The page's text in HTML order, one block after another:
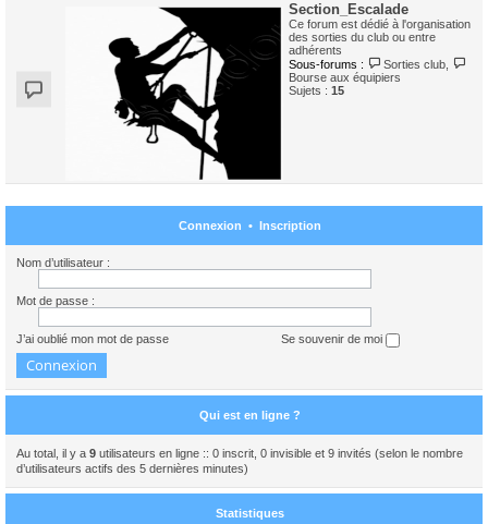
Section_Escalade
Ce forum est dédié à l'organisation
des sorties du club ou entre
adhérents
Sous-forums :
Sorties club
Bourse aux équipiers
Sujets : 15
Connexion • Inscription
Nom d’utilisateur :
Mot de passe :
J’ai oublié mon mot de passe Se souvenir de moi
Qui est en ligne ?
Au total, il y a 9 utilisateurs en ligne :: 0 inscrit, 0 invisible et 9 invités (selon le nombre
d’utilisateurs actifs des 5 dernières minutes)
Statistiques